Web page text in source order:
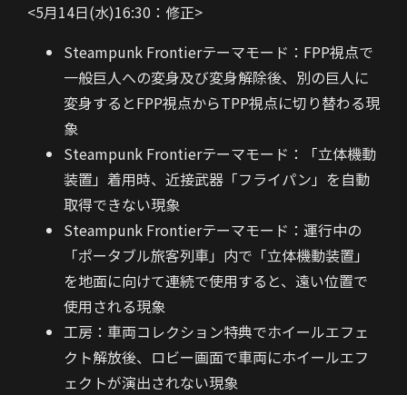
<5月14日(水)16:30：修正>
Steampunk Frontierテーマモード：FPP視点で
一般巨人への変身及び変身解除後、別の巨人に
変身するとFPP視点からTPP視点に切り替わる現
象
Steampunk Frontierテーマモード：「立体機動
装置」着用時、近接武器「フライパン」を自動
取得できない現象
Steampunk Frontierテーマモード：運行中の
「ポータブル旅客列車」内で「立体機動装置」
を地面に向けて連続で使用すると、遠い位置で
使用される現象
工房：車両コレクション特典でホイールエフェ
クト解放後、ロビー画面で車両にホイールエフ
ェクトが演出されない現象